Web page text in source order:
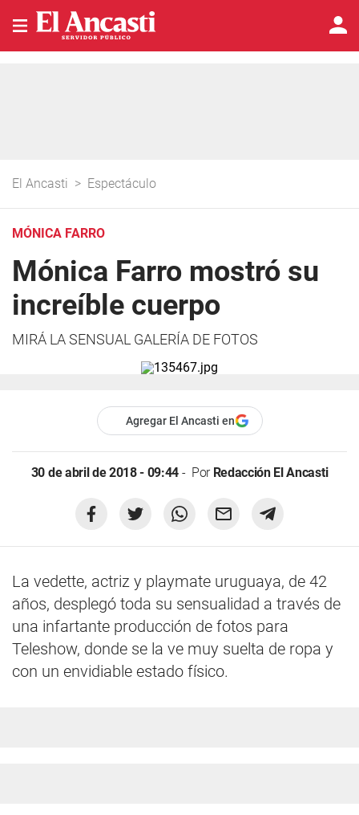
El Ancasti > Espectáculo
MÓNICA FARRO
Mónica Farro mostró su
increíble cuerpo
MIRÁ LA SENSUAL GALERÍA DE FOTOS
Agregar El Ancasti en
30 de abril de 2018 - 09:44 Por Redacción El Ancasti
La vedette, actriz y playmate uruguaya, de 42
años, desplegó toda su sensualidad a través de
una infartante producción de fotos para
Teleshow, donde se la ve muy suelta de ropa y
con un envidiable estado físico.